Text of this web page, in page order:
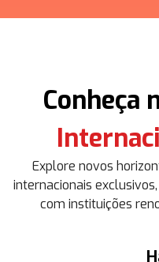
Conheça
Explore novos
internacionais
com instituições